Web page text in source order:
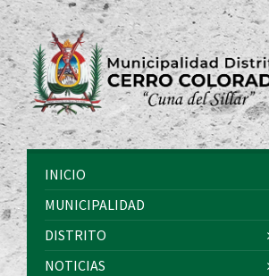
INICIO
MUNICIPALIDAD
DISTRITO
NOTICIAS